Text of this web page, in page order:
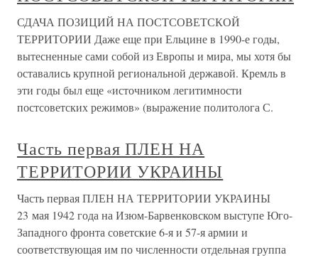
СДАЧА ПОЗИЦИЙ НА ПОСТСОВЕТСКОЙ
ТЕРРИТОРИИ Даже еще при Ельцине в 1990-е годы,
вытесненные сами собой из Европы и мира, мы хотя бы
оставались крупной региональной державой. Кремль в
эти годы был еще «источником легитимности
постсоветских режимов» (выражение политолога С.
Часть первая ПЛЕН НА
ТЕРРИТОРИИ УКРАИНЫ
Часть первая ПЛЕН НА ТЕРРИТОРИИ УКРАИНЫ
23 мая 1942 года на Изюм-Барвенковском выступе Юго-
Западного фронта советские 6-я и 57-я армии и
соответствующая им по численности отдельная группа